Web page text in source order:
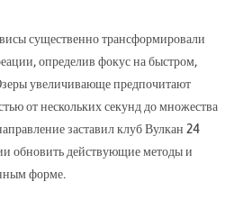
существенно трансформировали
определив фокус на быстром,
увеличивающе предпочитают
от нескольких секунд до множества
заставил клуб Вулкан 24
обновить действующие методы и
форме.